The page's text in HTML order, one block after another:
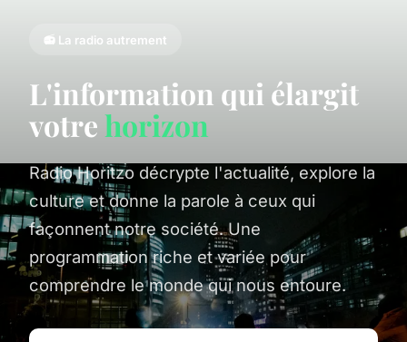
📻 La radio autrement
L'information qui élargit
votrehorizon
Radio Horitzo décrypte l'actualité, explore la
culture et donne la parole à ceux qui
façonnent notre société. Une
programmation riche et variée pour
comprendre le monde qui nous entoure.